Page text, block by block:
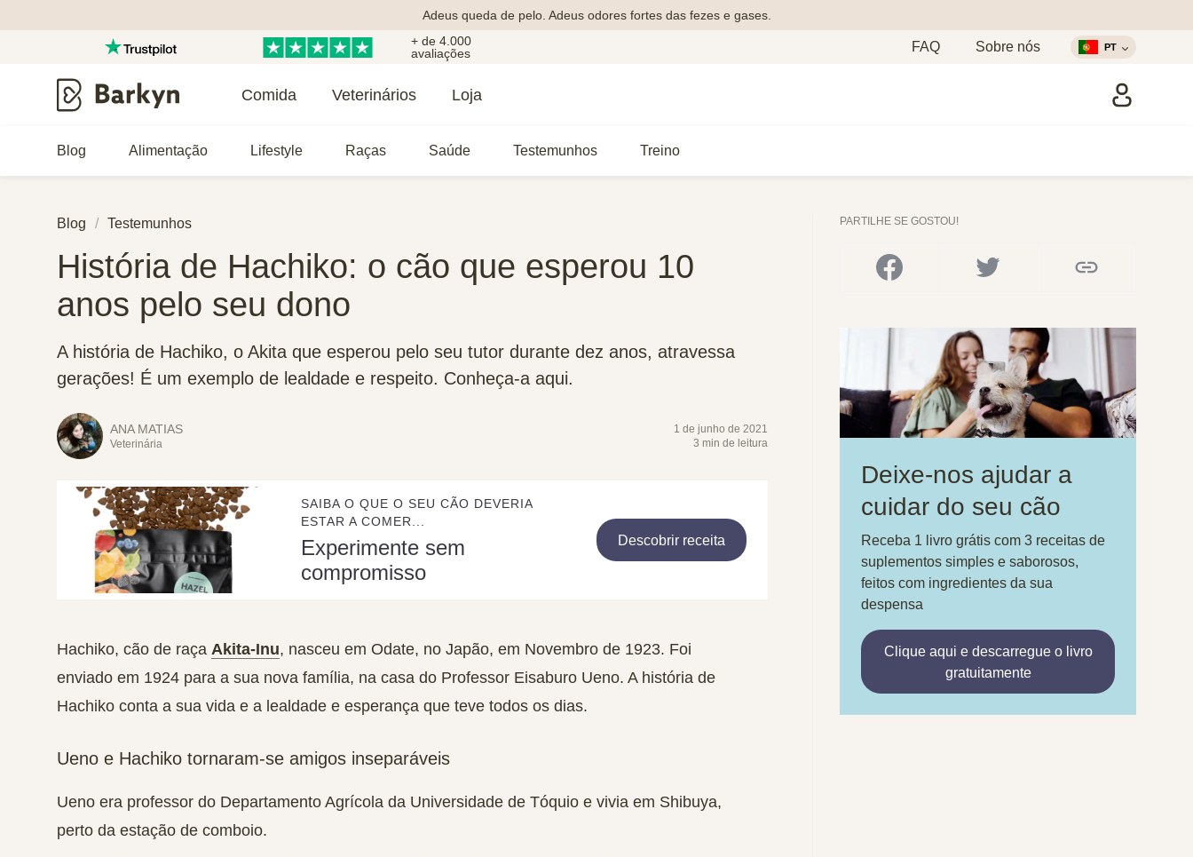
Adeus queda de pelo. Adeus odores fortes das fezes e gases.
+ de 4.000
avaliações
FAQ Sobre nós PT
Comida Veterinários Loja
Blog Alimentação Lifestyle Raças Saúde Testemunhos Treino
Blog Testemunhos
História de Hachiko: o cão que esperou 10
anos pelo seu dono
A história de Hachiko, o Akita que esperou pelo seu tutor durante dez anos, atravessa
gerações! É um exemplo de lealdade e respeito. Conheça-a aqui.
ANA MATIAS
Veterinária
1 de junho de 2021
3 min de leitura
SAIBA O QUE O SEU CÃO DEVERIA
ESTAR A COMER...
Experimente sem
compromisso
Descobrir receita
Hachiko, cão de raça Akita-Inu, nasceu em Odate, no Japão, em Novembro de 1923. Foi
enviado em 1924 para a sua nova família, na casa do Professor Eisaburo Ueno. A história de
Hachiko conta a sua vida e a lealdade e esperança que teve todos os dias.
Ueno e Hachiko tornaram-se amigos inseparáveis
Ueno era professor do Departamento Agrícola da Universidade de Tóquio e vivia em Shibuya,
perto da estação de comboio.
PARTILHE SE GOSTOU!
Deixe-nos ajudar a
cuidar do seu cão
Receba 1 livro grátis com 3 receitas de
suplementos simples e saborosos,
feitos com ingredientes da sua
despensa
Clique aqui e descarregue o livro
gratuitamente